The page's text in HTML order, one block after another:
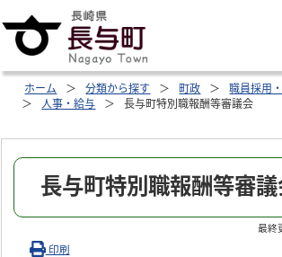
ホーム 分類から探す 町政
職員採用
人事・給与
長与町特別職報酬等審議会
長与町特別職報酬等審
最終
印刷